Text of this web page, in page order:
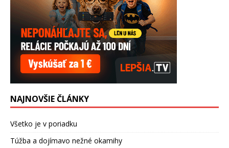
NAJNOVŠIE ČLÁNKY
Všetko je v poriadku
Túžba a dojímavo nežné okamihy